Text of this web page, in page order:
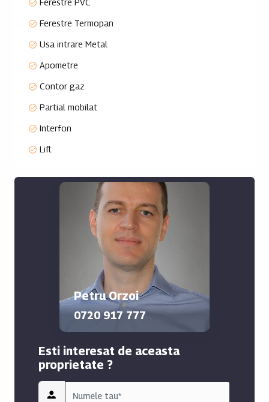
peretii exteriori si compartimentarile sunt din caramida
Porotherm, izolatiile din polistiren EPS 80 de 10 cm.
Apartamentele au incalzire in pardoseala si dispun de
centrala proprie Viessmann cat si preinstalare aer
conditionat.
Tamplarie PVC tripan gri antracit Blue-evolution de la
Complexul este format din 2 cladiri de apartamente cu
acces este deja asfaltat iar parcarile sunt pregatite.
Blocul din spate este deja finalizat si integral vandut iar
cel din fata are termen de finalizare ianuarie-februarie
Beneficiati de acces la toate utilitatile – curent, gaze,
naturale, apa curenta si canalizare.
Un loc de parcare exterior in proprietate se poate
achizitiona la pretul de 4200 euro + tva 9%.
Toate apartamentele se vand la cheie. Cladirea din fata
va dispune de spatii comerciale si boxe care pot fi
achizitionate suplimentar.
Acceptam inspectie tehnica imobiliara.
Oferim broker pentru obtinerea unui eventual credit
imobiliar.
Daca doriti o colaborare cu agentia noastra, ne puteti
Ferestre PVC
Ferestre Termopan
Usa intrare Metal
Apometre
Contor gaz
Partial mobilat
Interfon
Lift
Petru Orzoi
0720 917 777
Esti interesat de aceasta
proprietate ?